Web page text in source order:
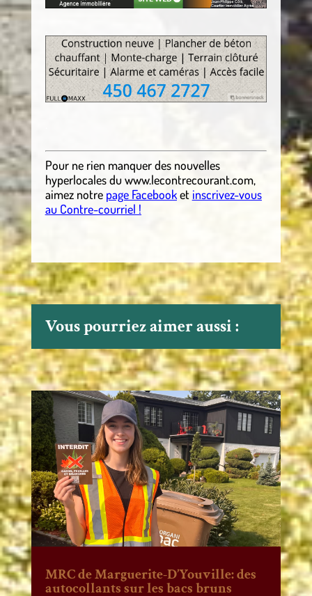
Pour ne rien manquer des nouvelles
hyperlocalesdu www.lecontrecourant.com,
aimez notre page Facebooket inscrivez-vous
au Contre-courriel !
Vous pourriez aimer aussi :
MRC de Marguerite-D’Youville: des
autocollants sur les bacs bruns